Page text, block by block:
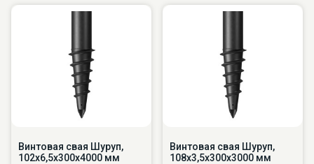
Винтовая свая Шуруп,
102х6,5х300х4000 мм
Винтовая свая Шуруп,
108х3,5х300х3000 мм